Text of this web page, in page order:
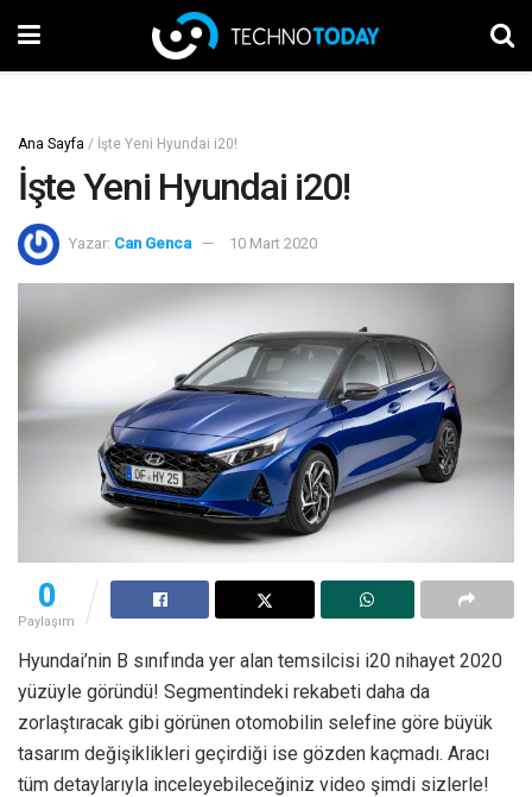
Ana Sayfa / İşte Yeni Hyundai i20!
İşte Yeni Hyundai i20!
Yazar: Can Genca 10 Mart 2020
0
Paylaşım
Hyundai’nin B sınıfında yer alan temsilcisi i20 nihayet 2020
yüzüyle göründü! Segmentindeki rekabeti daha da
zorlaştıracak gibi görünen otomobilin selefine göre büyük
tasarım değişiklikleri geçirdiği ise gözden kaçmadı. Aracı
tüm detaylarıyla inceleyebileceğiniz video şimdi sizlerle!